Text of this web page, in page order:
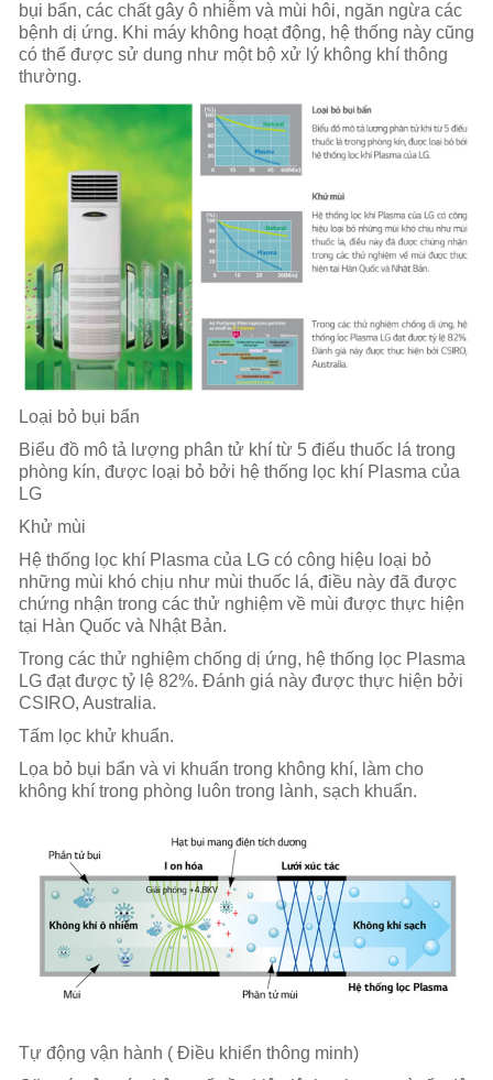
bụi bẩn, các chất gây ô nhiễm và mùi hôi, ngăn ngừa các
bệnh dị ứng. Khi máy không hoạt động, hệ thống này cũng
có thể được sử dung như một bộ xử lý không khí thông
thường.
Loại bỏ bụi bẩn
Biểu đồ mô tả lượng phân tử khí từ 5 điếu thuốc lá trong
phòng kín, được loại bỏ bởi hệ thống lọc khí Plasma của
LG
Khử mùi
Hệ thống lọc khí Plasma của LG có công hiệu loại bỏ
những mùi khó chịu như mùi thuốc lá, điều này đã được
chứng nhận trong các thử nghiệm về mùi được thực hiện
tại Hàn Quốc và Nhật Bản.
Trong các thử nghiệm chống dị ứng, hệ thống lọc Plasma
LG đạt được tỷ lệ 82%. Đánh giá này được thực hiện bởi
CSIRO, Australia.
Tấm lọc khử khuẩn.
Lọa bỏ bụi bẩn và vi khuẩn trong không khí, làm cho
không khí trong phòng luôn trong lành, sạch khuẩn.
Tự động vận hành ( Điều khiển thông minh)